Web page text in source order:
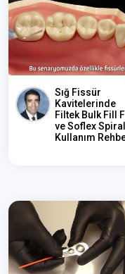
Sığ Fissür
Kavitelerinde
Filtek Bulk Fill
ve Soflex Spiral
Kullanım